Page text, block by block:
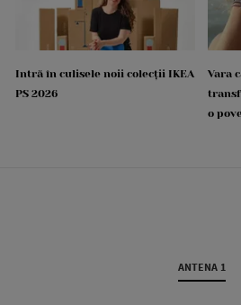
Intră în culisele noii colecții IKEA
PS 2026
Vara
o
ANTENA 1